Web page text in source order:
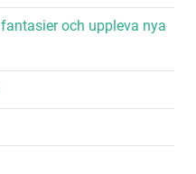
och uppleva nya